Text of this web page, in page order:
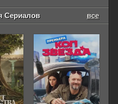
Сериалов все